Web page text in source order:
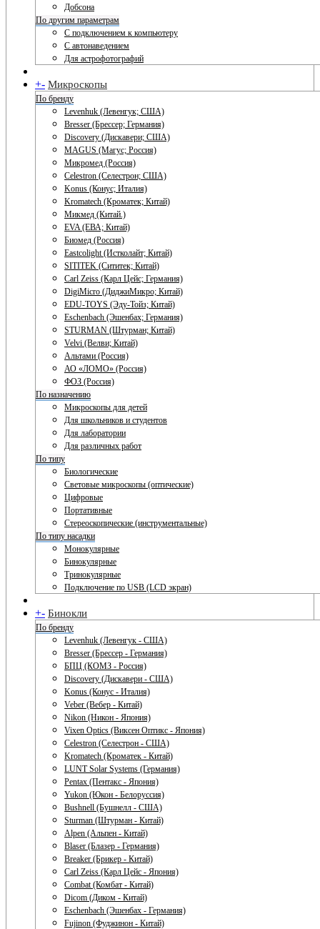
Добсона
По другим параметрам
С подключением к компьютеру
С автонаведением
Для астрофотографий
+- Микроскопы
По бренду
Levenhuk (Левенгук; США)
Bresser (Брессер; Германия)
Discovery (Дискавери; США)
MAGUS (Магус; Россия)
Микромед (Россия)
Celestron (Селестрон; США)
Konus (Конус; Италия)
Kromatech (Кроматек; Китай)
Микмед (Китай.)
EVA (ЕВА; Китай)
Биомед (Россия)
Eastcolight (Истколайт; Китай)
SITITEK (Сититек; Китай)
Carl Zeiss (Карл Цейс; Германия)
DigiMicro (ДиджиМикро; Китай)
EDU-TOYS (Эду-Тойз; Китай)
Eschenbach (Эшенбах; Германия)
STURMAN (Штурман; Китай)
Velvi (Велви; Китай)
Альтами (Россия)
АО «ЛОМО» (Россия)
ФОЗ (Россия)
По назначению
Микроскопы для детей
Для школьников и студентов
Для лаборатории
Для различных работ
По типу
Биологические
Световые микроскопы (оптические)
Цифровые
Портативные
Стереоскопические (инструментальные)
По типу насадки
Монокулярные
Бинокулярные
Тринокулярные
Подключение по USB (LCD экран)
+- Бинокли
По бренду
Levenhuk (Левенгук - США)
Bresser (Брессер - Германия)
БПЦ (КОМЗ - Россия)
Discovery (Дискавери - США)
Konus (Конус - Италия)
Veber (Вебер - Китай)
Nikon (Никон - Япония)
Vixen Optics (Виксен Оптикс - Япония)
Celestron (Селестрон - США)
Kromatech (Кроматек - Китай)
LUNT Solar Systems (Германия)
Pentax (Пентакс - Япония)
Yukon (Юкон - Белоруссия)
Bushnell (Бушнелл - США)
Sturman (Штурман - Китай)
Alpen (Альпен - Китай)
Blaser (Блазер - Германия)
Breaker (Брикер - Китай)
Carl Zeiss (Карл Цейс - Япония)
Combat (Комбат - Китай)
Dicom (Диком - Китай)
Eschenbach (Эшенбах - Германия)
Fujinon (Фуджинон - Китай)